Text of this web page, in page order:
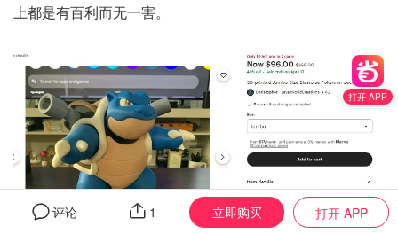
上都是有百利而无一害。
打开 APP
评论 1 立即购买 打开 APP